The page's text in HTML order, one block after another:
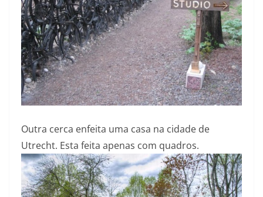
Outra cerca enfeita uma casa na cidade de
Utrecht. Esta feita apenas com quadros.